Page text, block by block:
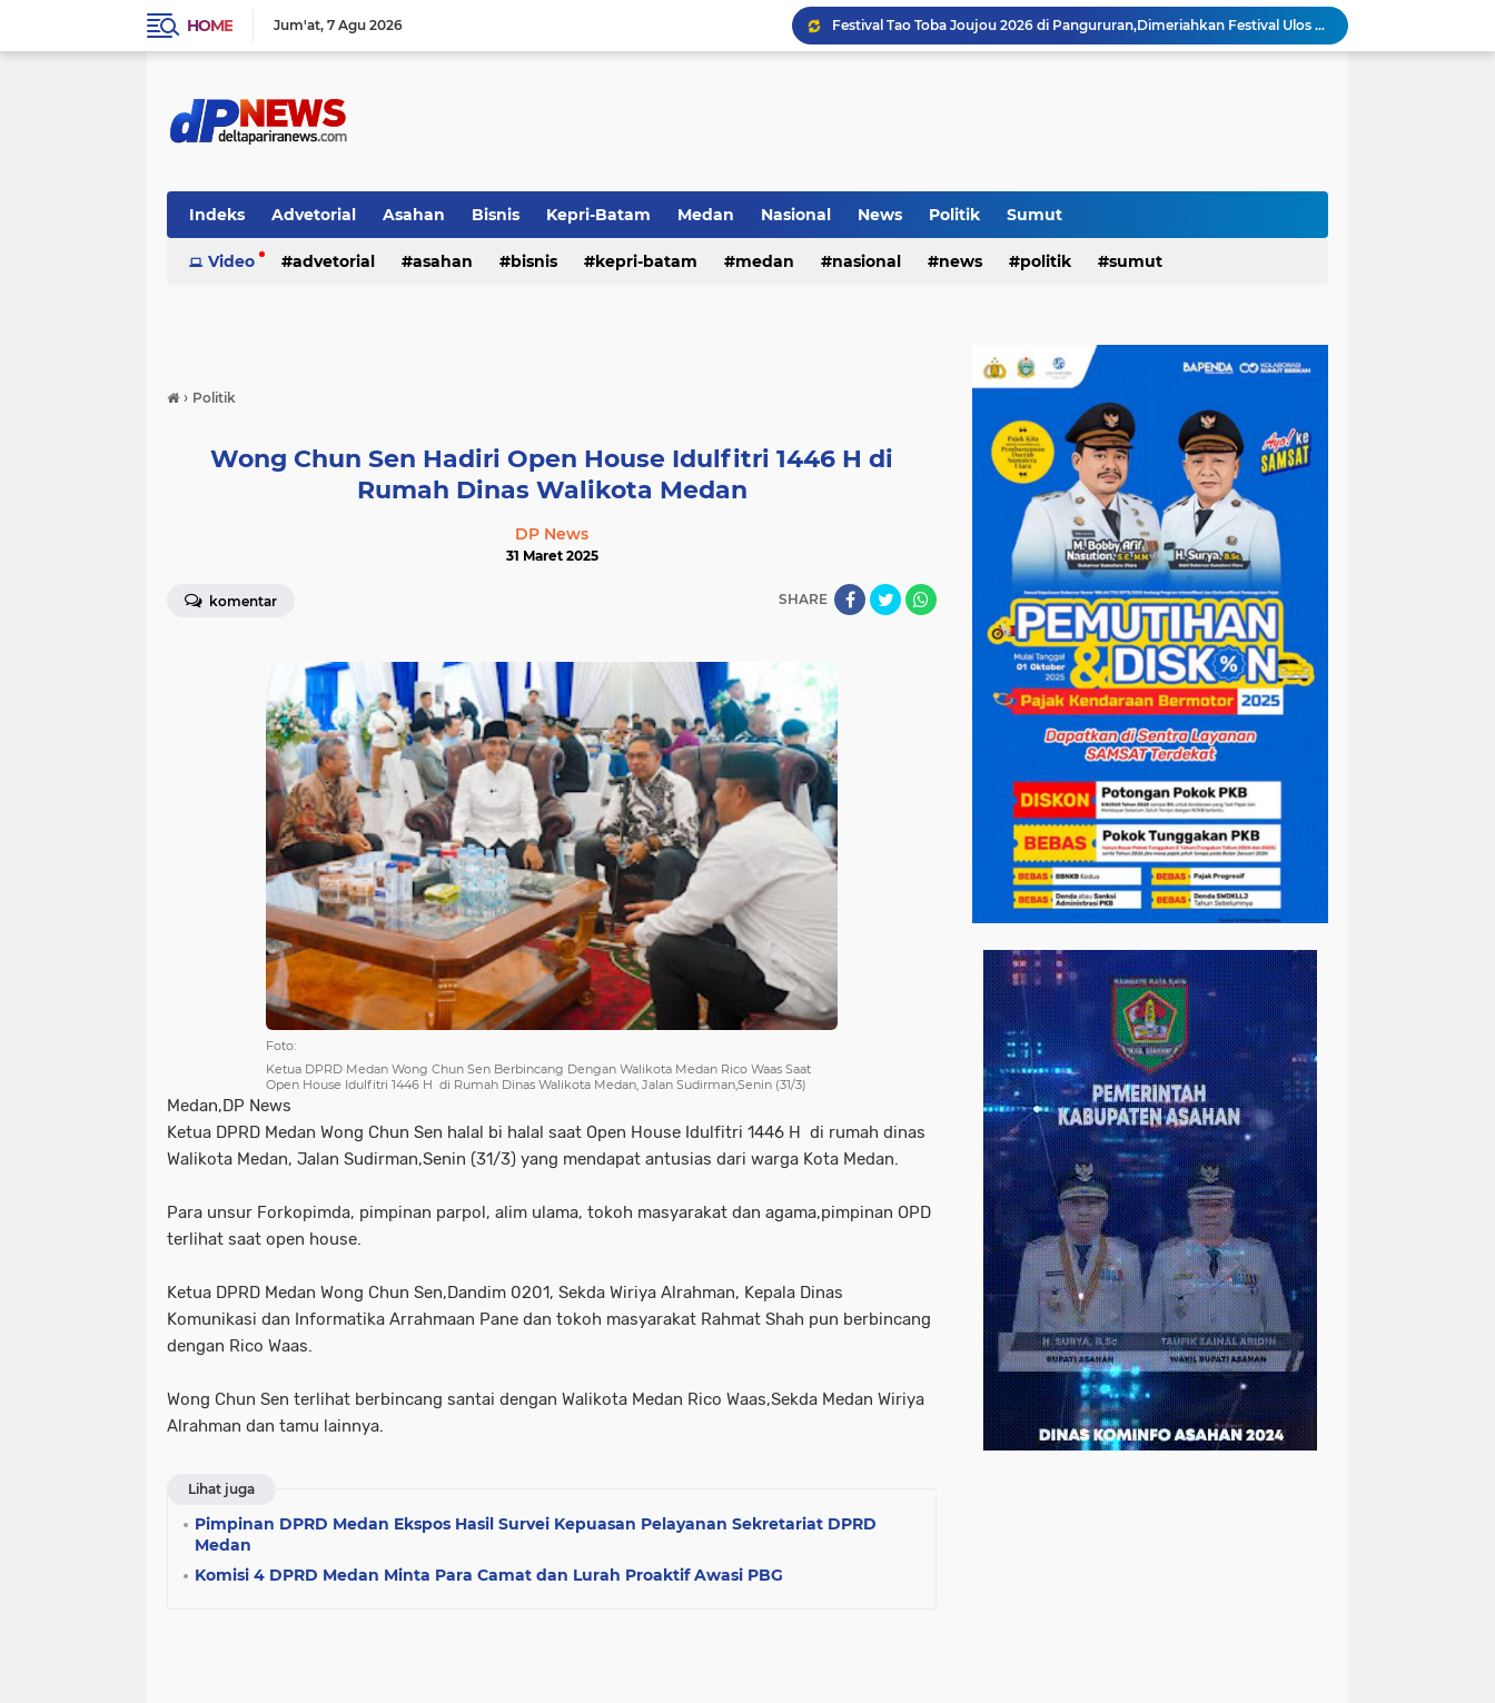
HOME Jum'at 7 Agu 2026 Festival Tao Toba Joujou 2026 di Pangururan,Dimeriahkan Festival Ulos Boruni Raja dan Kopi Para Raja...
Hari Pertama,128.331 Orang Pendaftar Upacara Peringatan HUT ke-81 Kemerdekaan RI
Berkat Program RTLH,Rùmah Jaipah Tidak Bocor Lagi,Rico: 213 Rumah Direnovasi....
Pemko Medan Raih Piagam Penghargaan Peringkat II Dari BKN
Indeks Advetorial Asahan Bisnis Kepri-Batam Medan Nasional News Politik Sumut
Video advetorial asahan bisnis kepri-batam medan nasional news politik sumut
› Politik
Wong Chun Sen Hadiri Open House Idulfitri 1446 H di
Rumah Dinas Walikota Medan
DP News
31 Maret 2025
komentar SHARE
Foto:
Ketua DPRD Medan Wong Chun Sen Berbincang Dengan Walikota Medan Rico Waas Saat
Open House Idulfitri 1446 H di Rumah Dinas Walikota Medan, Jalan Sudirman,Senin (31/3)
Medan,DP News
Ketua DPRD Medan Wong Chun Sen halal bi halal saat Open House Idulfitri 1446 H di rumah dinas
Walikota Medan, Jalan Sudirman,Senin (31/3) yang mendapat antusias dari warga Kota Medan.
Para unsur Forkopimda, pimpinan parpol, alim ulama, tokoh masyarakat dan agama,pimpinan OPD
terlihat saat open house.
Ketua DPRD Medan Wong Chun Sen,Dandim 0201, Sekda Wiriya Alrahman, Kepala Dinas
Komunikasi dan Informatika Arrahmaan Pane dan tokoh masyarakat Rahmat Shah pun berbincang
dengan Rico Waas.
Wong Chun Sen terlihat berbincang santai dengan Walikota Medan Rico Waas,Sekda Medan Wiriya
Alrahman dan tamu lainnya.
Lihat juga
Pimpinan DPRD Medan Ekspos Hasil Survei Kepuasan Pelayanan Sekretariat DPRD
Medan
Komisi 4 DPRD Medan Minta Para Camat dan Lurah Proaktif Awasi PBG